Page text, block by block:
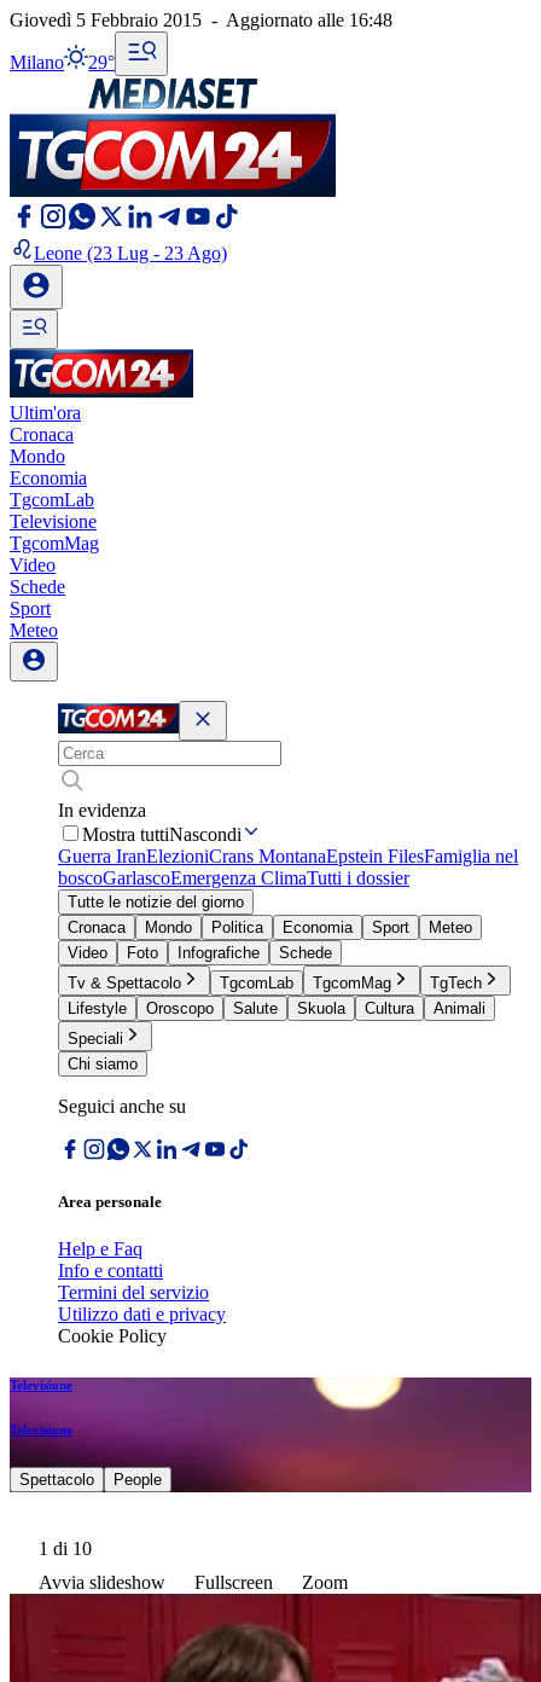
Giovedì 5 Febbraio 2015 - Aggiornato alle 16:48
Milano 29°
Leone (23 Lug - 23 Ago)
Ultim'ora
Cronaca
Mondo
Economia
TgcomLab
Televisione
TgcomMag
Video
Schede
Sport
Meteo
In evidenza
Mostra tuttiNascondi
Guerra IranElezioniCrans MontanaEpstein FilesFamiglia nel
boscoGarlascoEmergenza ClimaTutti i dossier
Tutte le notizie del giorno
Cronaca
Mondo Politica Economia Sport
Meteo
Video
Foto Infografiche
Schede
Tv & Spettacolo
TgcomLab TgcomMag
TgTech
Lifestyle
Oroscopo Salute Skuola Cultura
Animali
Speciali
Chi siamo
Seguici anche su
Area personale
Help e Faq
Info e contatti
Termini del servizio
Utilizzo dati e privacy
Cookie Policy
Televisione
Televisione
Spettacolo People
1 di 10
Avvia slideshow
Fullscreen Zoom